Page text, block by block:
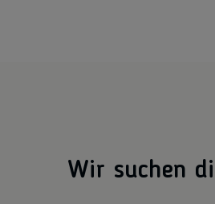
Wir suchen